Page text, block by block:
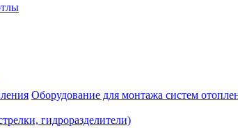
Оборудование для монтажа систем
гидроразделители)